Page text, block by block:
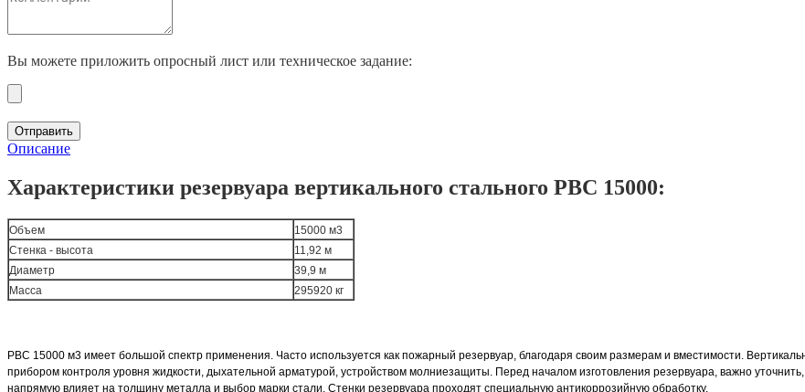
Вы можете приложить опросный лист или техническое задание:
Отправить
Описание
Характеристики резервуара вертикального стального РВС 15000:
Объем
15000 м3
Стенка - высота
11,92 м
Диаметр
39,9 м
Масса
295920 кг
РВС 15000 м3 имеет большой спектр применения. Часто используется как пожарный резервуар, благодаря своим размерам и вместимости.
прибором контроля уровня жидкости, дыхательной арматурой, устройством молниезащиты. Перед началом изготовления резервуара, важно уточнить,
напрямую влияет на толщину металла и выбор марки стали. Стенки резервуара проходят специальную антикоррозийную обработку.